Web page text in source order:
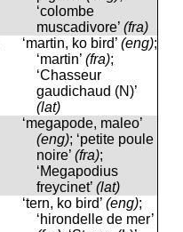
‘colombe
muscadivore’ (fra)
‘martin, ko bird’ (eng);
‘martin’ (fra);
‘Chasseur
gaudichaud (N)’
(lat)
‘megapode, maleo’
(eng); ‘petite poule
noire’ (fra);
‘Megapodius
freycinet’ (lat)
‘tern, ko bird’ (eng);
‘hirondelle de mer’